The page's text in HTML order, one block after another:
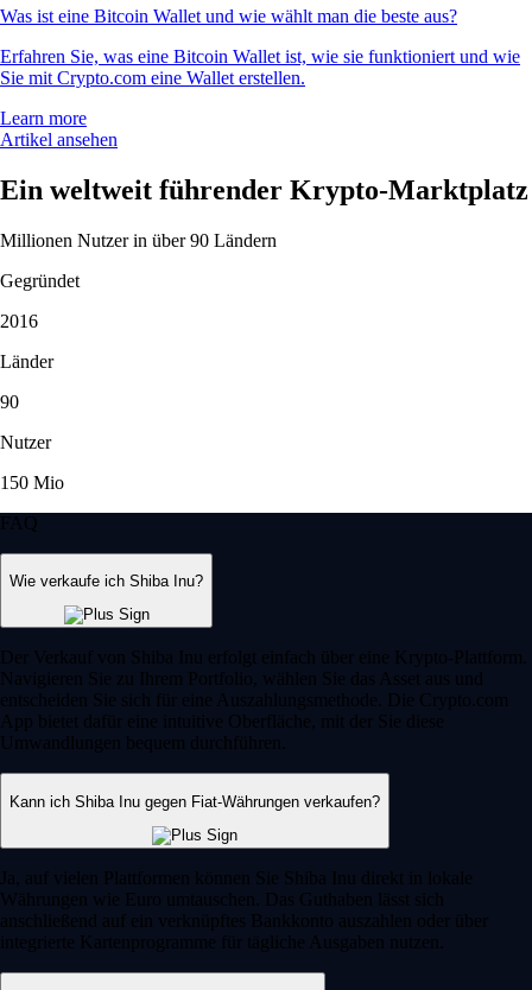
Was ist eine Bitcoin Wallet und wie wählt man die beste aus?
Erfahren Sie, was eine Bitcoin Wallet ist, wie sie funktioniert und wie
Sie mit Crypto.com eine Wallet erstellen.
Learn more
Artikel ansehen
Ein weltweit führender Krypto-Marktplatz
Millionen Nutzer in über 90 Ländern
Gegründet
2016
Länder
90
Nutzer
150 Mio
FAQ
Wie verkaufe ich Shiba Inu?
Der Verkauf von Shiba Inu erfolgt einfach über eine Krypto-Plattform.
Navigieren Sie zu Ihrem Portfolio, wählen Sie das Asset aus und
entscheiden Sie sich für eine Auszahlungsmethode. Die Crypto.com
App bietet dafür eine intuitive Oberfläche, mit der Sie diese
Umwandlungen bequem durchführen.
Kann ich Shiba Inu gegen Fiat-Währungen verkaufen?
Ja, auf vielen Plattformen können Sie Shiba Inu direkt in lokale
Währungen wie Euro umtauschen. Das Guthaben lässt sich
anschließend auf ein verknüpftes Bankkonto auszahlen oder über
integrierte Kartenprogramme für tägliche Ausgaben nutzen.